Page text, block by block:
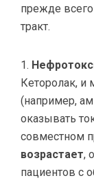
прежде
тракт.
Кеторолак, и
(например,
оказывать
совместном
возрастает,
пациентов с